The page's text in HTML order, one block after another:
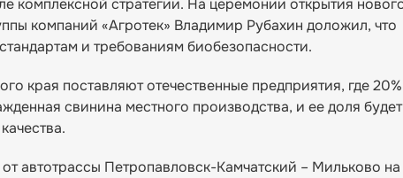
комплексной стратегии. На церемонии открытия
компаний «Агротек» Владимир Рубахин доложил, что
и требованиям биобезопасности.
края поставляют отечественные предприятия, где
свинина местного производства, и ее доля
автотрассы Петропавловск-Камчатский – Мильково на